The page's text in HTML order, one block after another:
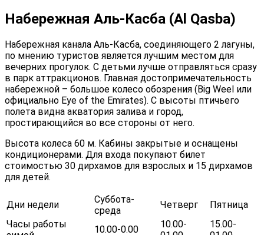
Набережная Аль-Касба (Al Qasba)
Набережная канала Аль-Касба, соединяющего 2 лагуны,
по мнению туристов является лучшим местом для
вечерних прогулок. С детьми лучше отправляться сразу
в парк аттракционов. Главная достопримечательность
набережной – большое колесо обозрения (Big Weel или
официально Eye of the Emirates). С высоты птичьего
полета видна акватория залива и город,
простирающийся во все стороны от него.
Высота колеса 60 м. Кабины закрытые и оснащены
кондиционерами. Для входа покупают билет
стоимостью 30 дирхамов для взрослых и 15 дирхамов
для детей.
Дни недели
Суббота-
среда
Четверг
Пятница
Часы работы
10.00-0.00
10.00-
15.00-